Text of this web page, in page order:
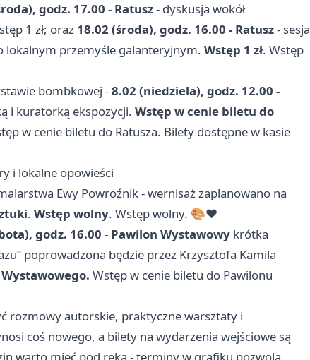
godz. 17.00 - Ratusz- dyskusja wokół
1 zł; oraz 18.02 (środa), godz. 16.00 - Ratusz- sesja
lokalnym przemyśle galanteryjnym. Wstęp 1 zł. Wstęp
bombkowej -8.02 (niedziela), godz. 12.00 -
i kuratorką ekspozycji. Wstęp w cenie biletu do
w cenie biletu do Ratusza. Bilety dostępne w kasie
i lokalne opowieści
Ewy Powroźnik - wernisaż zaplanowano na
. Wstęp wolny. Wstęp wolny. 🎨❤️
godz. 16.00 - Pawilon Wystawowy krótka
poprowadzona będzie przez Krzysztofa Kamila
Wstęp w cenie biletu do Pawilonu
rozmowy autorskie, praktyczne warsztaty i
coś nowego, a bilety na wydarzenia wejściowe są